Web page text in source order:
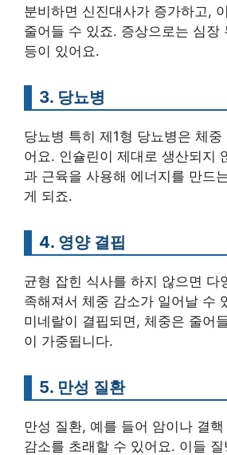
분비하면 신진대사가 증가하고,
줄어들 수 있죠. 증상으로는 심장
등이 있어요.
3. 당뇨병
당뇨병 특히 제1형 당뇨병은 체
어요. 인슐린이 제대로 생산되지
과 근육을 사용해 에너지를 만드
게 되죠.
4. 영양 결핍
균형 잡힌 식사를 하지 않으면 다
족해져서 체중 감소가 일어날 수
미네랄이 결핍되면, 체중은 줄어
이 가중됩니다.
5. 만성 질환
만성 질환, 예를 들어 암이나 결
감소를 초래할 수 있어요. 이들